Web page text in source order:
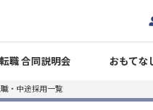
職 合同説明会 おもてな
・中途採用一覧